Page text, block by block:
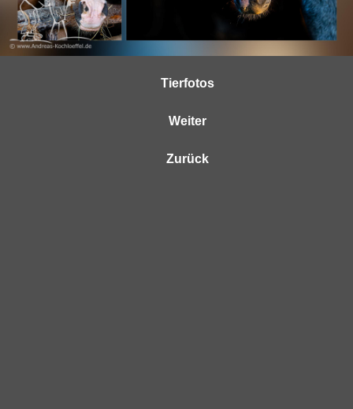
Tierfotos
Weiter
Zurück